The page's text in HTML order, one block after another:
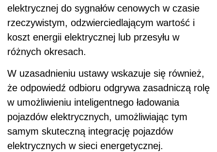
elektrycznej do sygnałów cenowych w czasie
rzeczywistym, odzwierciedlającym wartość i
koszt energii elektrycznej lub przesyłu w
różnych okresach.
W uzasadnieniu ustawy wskazuje się również,
że odpowiedź odbioru odgrywa zasadniczą rolę
w umożliwieniu inteligentnego ładowania
pojazdów elektrycznych, umożliwiając tym
samym skuteczną integrację pojazdów
elektrycznych w sieci energetycznej.